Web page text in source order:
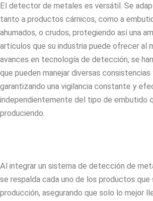
El detector de metales es versátil. Se
tanto a productos cárnicos, como a
ahumados, o crudos, protegiendo así una
artículos que su industria puede ofrecer al
avances en tecnología de detección, se
que pueden manejar diversas consistencias
garantizando una vigilancia constante y
independientemente del tipo de embutido
produciendo.
Al integrar un sistema de detección de
se respalda cada uno de los productos que
producción, asegurando que solo lo mejor